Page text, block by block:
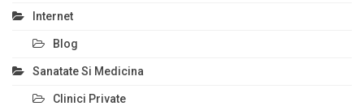
Internet
Blog
Sanatate Si Medicina
Clinici Private